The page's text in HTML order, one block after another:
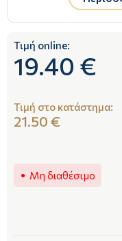
Τιμή online:
19.40 €
Τιμή στο κατάστημα:
21.50 €
Μη διαθέσιμο